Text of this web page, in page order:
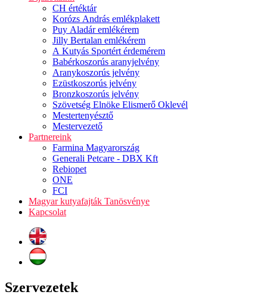
CH értéktár
Korózs András emlékplakett
Puy Aladár emlékérem
Jilly Bertalan emlékérem
A Kutyás Sportért érdemérem
Babérkoszorús aranyjelvény
Aranykoszorús jelvény
Ezüstkoszorús jelvény
Bronzkoszorús jelvény
Szövetség Elnöke Elismerő Oklevél
Mestertenyésztő
Mestervezető
Partnereink
Farmina Magyarország
Generali Petcare - DBX Kft
Rebiopet
ONE
FCI
Magyar kutyafajták Tanösvénye
Kapcsolat
Szervezetek